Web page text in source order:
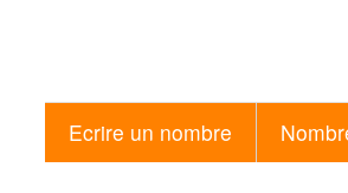
Ecrire un nombre